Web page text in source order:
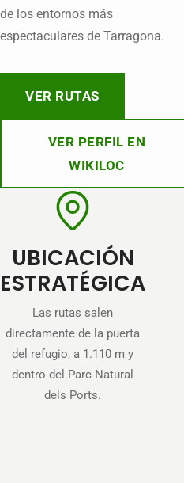
de los entornos más
espectaculares de Tarragona.
VER RUTAS
VER PERFIL EN
WIKILOC
UBICACIÓN
ESTRATÉGICA
Las rutas salen
directamente de la puerta
del refugio, a 1.110 m y
dentro del Parc Natural
dels Ports.